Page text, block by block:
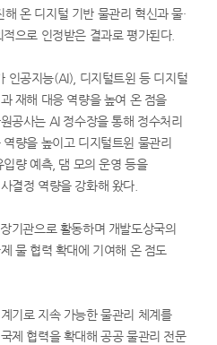
온 디지털 기반 물관리 혁신과 물·
으로 인정받은 결과로 평가된다.
인공지능(AI), 디지털트윈 등 디지털
재해 대응 역량을 높여 온 점을
공사는 AI 정수장을 통해 정수처리
량을 높이고 디지털트윈 물관리
량 예측, 댐 모의 운영 등을
결정 역량을 강화해 왔다.
기관으로 활동하며 개발도상국의
물 협력 확대에 기여해 온 점도
기로 지속 가능한 물관리 체계를
제 협력을 확대해 공공 물관리 전문